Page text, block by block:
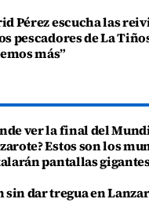
Pérez escucha las
pescadores de La
más”
ver la final del
Estos son los
pantallas
sin dar tregua en